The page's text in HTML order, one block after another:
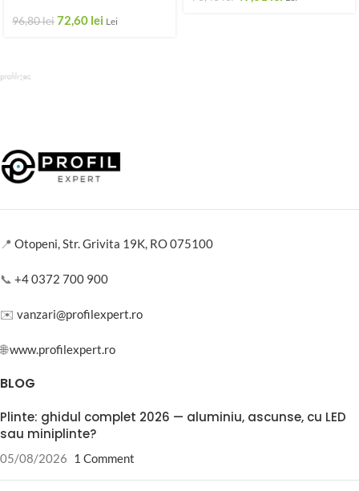
96,80lei72,60 lei Lei
📍 Otopeni, Str. Grivita 19K, RO 075100
📞 +4 0372 700 900
✉️ vanzari@profilexpert.ro
🌐www.profilexpert.ro
BLOG
Plinte: ghidul complet 2026 — aluminiu, ascunse, cu LED
sau miniplinte?
05/08/2026 1 Comment